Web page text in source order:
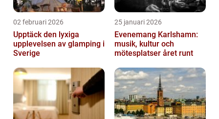
02 februari 2026
Upptäck den lyxiga
upplevelsen av glamping i
Sverige
25 januari 2026
Evenemang Karlshamn:
musik, kultur och
mötesplatser året runt